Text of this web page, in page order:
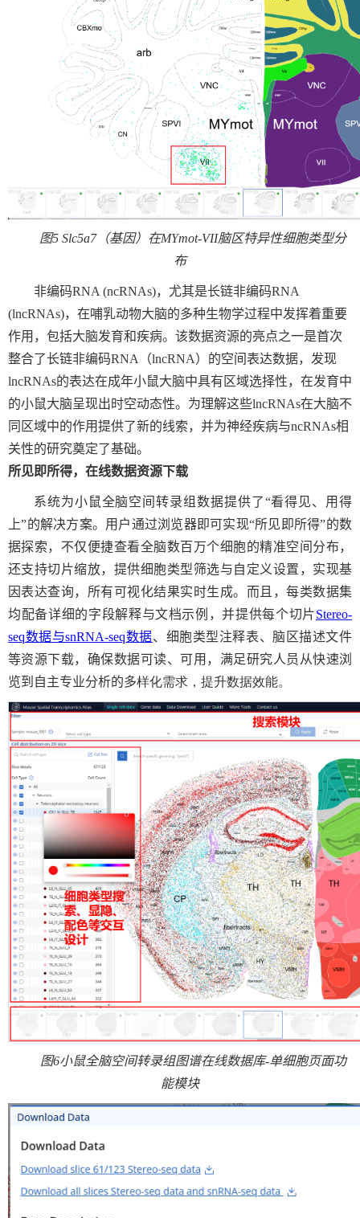
图5 Slc5a7（基因）在MYmot-VII脑区特异性细胞类型分
布
非编码RNA (ncRNAs)，尤其是长链非编码RNA
(lncRNAs)，在哺乳动物大脑的多种生物学过程中发挥着重要
作用，包括大脑发育和疾病。该数据资源的亮点之一是首次
整合了长链非编码RNA （lncRNA）的空间表达数据，发现
lncRNAs的表达在成年小鼠大脑中具有区域选择性，在发育中
的小鼠大脑呈现出时空动态性。为理解这些lncRNAs在大脑不
同区域中的作用提供了新的线索，并为神经疾病与ncRNAs相
关性的研究奠定了基础。
所见即所得，在线数据资源下载
系统为小鼠全脑空间转录组数据提供了“看得见、用得
上”的解决方案。用户通过浏览器即可实现“所见即所得”的数
据探索，不仅便捷查看全脑数百万个细胞的精准空间分布，
还支持切片缩放，提供细胞类型筛选与自定义设置，实现基
因表达查询，所有可视化结果实时生成。而且，每类数据集
均配备详细的字段解释与文档示例，并提供每个切片Stereo-
seq数据与snRNA-seq数据、细胞类型注释表、脑区描述文件
等资源下载，确保数据可读、可用，满足研究人员从快速浏
览到自主专业分析的多样化需求，提升数据效能。
图6小鼠全脑空间转录组图谱在线数据库-单细胞页面功
能模块